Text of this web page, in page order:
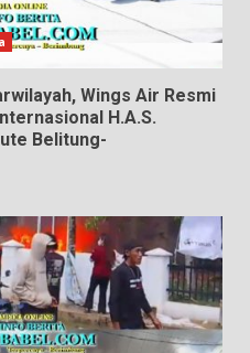
Wings Air Resmi
H.A.S.
Belitung-